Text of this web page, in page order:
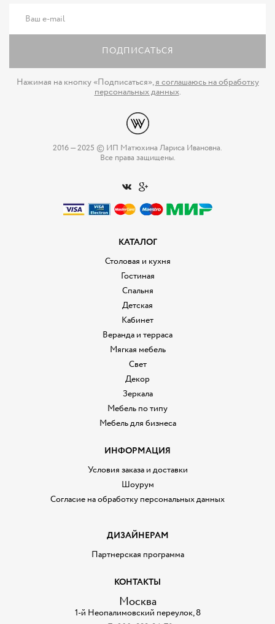
ПОДПИСАТЬСЯ
Нажимая на кнопку «Подписаться»,я соглашаюсь на обработку
персональных данных.
2016 — 2025 © ИП Матюхина Лариса Ивановна.
Все права защищены.
КАТАЛОГ
Столовая и кухня
Гостиная
Спальня
Детская
Кабинет
Веранда и терраса
Мягкая мебель
Свет
Декор
Зеркала
Мебель по типу
Мебель для бизнеса
ИНФОРМАЦИЯ
Условия заказа и доставки
Шоурум
Согласие на обработку персональных данных
ДИЗАЙНЕРАМ
Партнерская программа
КОНТАКТЫ
Москва
1-й Неопалимовский переулок, 8